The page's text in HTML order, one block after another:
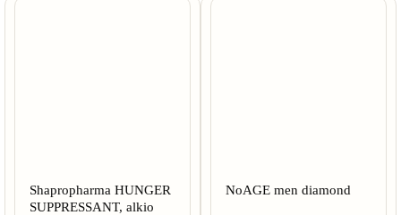
Shapropharma HUNGER
SUPPRESSANT, alkio
NoAGE men diamond